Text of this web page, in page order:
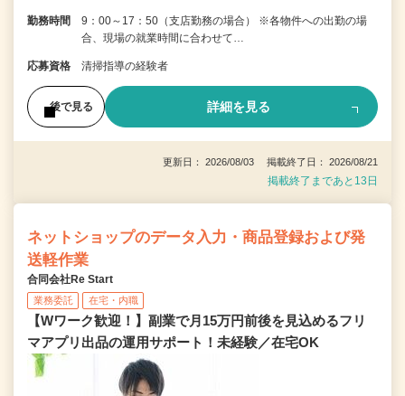
勤務時間
9：00～17：50（支店勤務の場合） ※各物件への出勤の場
合、現場の就業時間に合わせて…
応募資格 清掃指導の経験者
後で見る 詳細を見る
更新日： 2026/08/03 掲載終了日： 2026/08/21
掲載終了まであと13日
ネットショップのデータ入力・商品登録および発
送軽作業
合同会社Re Start
業務委託 在宅・内職
【Wワーク歓迎！】副業で月15万円前後を見込めるフリ
マアプリ出品の運用サポート！未経験／在宅OK